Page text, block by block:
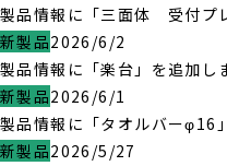
製品情報に「三面体 受付プ
新製品2026/6/2
製品情報に「楽台」を追加し
新製品2026/6/1
製品情報に「タオルバーφ16
新製品2026/5/27